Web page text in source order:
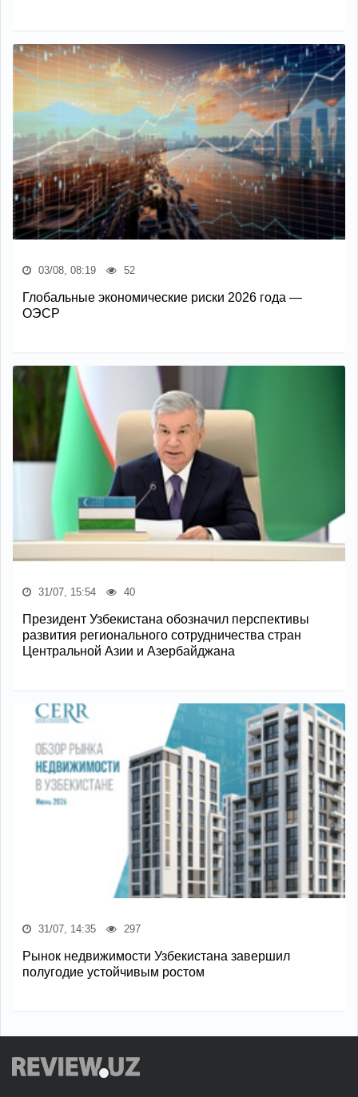
03/08, 08:19 52
Глобальные экономические риски 2026 года —
ОЭСР
31/07, 15:54 40
Президент Узбекистана обозначил перспективы
развития регионального сотрудничества стран
Центральной Азии и Азербайджана
31/07, 14:35 297
Рынок недвижимости Узбекистана завершил
полугодие устойчивым ростом